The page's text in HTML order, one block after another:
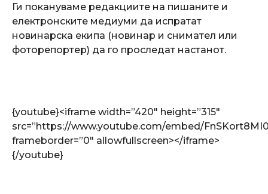
Ги покануваме редакциите на пишаните и
електронските медиуми да испратат
новинарска екипа (новинар и снимател или
фоторепортер) да го проследат настанот.
{youtube}<iframe width=”420″ height=”315″
src=”https://www.youtube.com/embed/
frameborder=”0″ allowfullscreen></iframe>
{/youtube}